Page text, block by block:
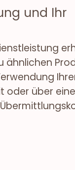
und Ihr
oder über